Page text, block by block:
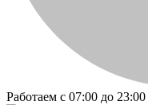
Работаем с 07:00 до 23:00